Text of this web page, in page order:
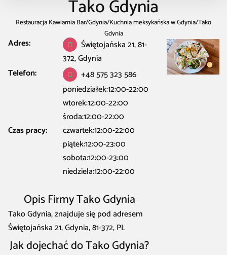
Tako Gdynia
Restauracja Kawiarnia Bar/Gdynia/Kuchnia meksykańska w Gdynia/Tako
Gdynia
Adres:
Świętojańska 21, 81-
372, Gdynia
Telefon:
+48 575 323 586
Czas pracy:
poniedziałek:12:00-22:00
wtorek:12:00-22:00
środa:12:00-22:00
czwartek:12:00-22:00
piątek:12:00-23:00
sobota:12:00-23:00
niedziela:12:00-22:00
Opis Firmy Tako Gdynia
Tako Gdynia, znajduje się pod adresem
Świętojańska 21, Gdynia, 81-372, PL
Jak dojechać do Tako Gdynia?